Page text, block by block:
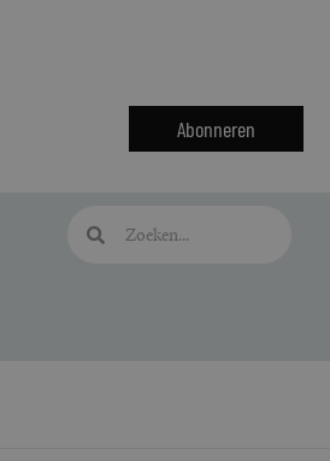
Abonneren
Zoeken